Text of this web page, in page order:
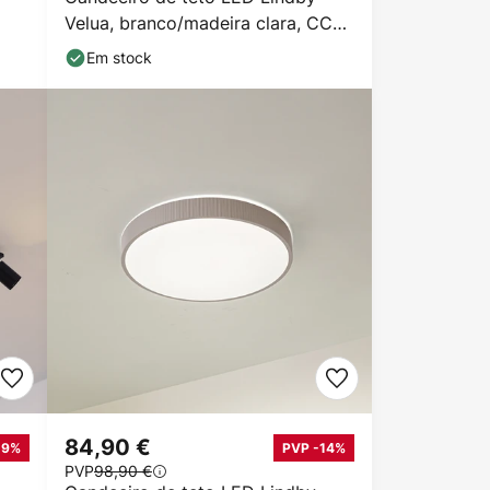
Velua, branco/madeira clara, CCT,
Ø 50 cm
Em stock
84,90 € PVP -14%
PVP98,90 €